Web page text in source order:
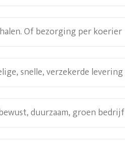
Of bezorging per koerier
snelle, verzekerde levering
duurzaam, groen bedrijf